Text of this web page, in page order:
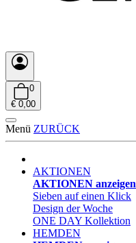
0
€ 0,00
Menü ZURÜCK
AKTIONEN
AKTIONEN anzeigen
Sieben auf einen Klick
Design der Woche
ONE DAY Kollektion
HEMDEN